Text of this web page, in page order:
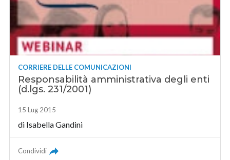
CORRIERE DELLE COMUNICAZIONI
Responsabilità amministrativa degli enti
(d.lgs. 231/2001)
15 Lug 2015
di Isabella Gandini
Condividi